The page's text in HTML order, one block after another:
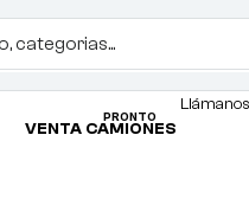
VENTA CAMIONES
PRONTO